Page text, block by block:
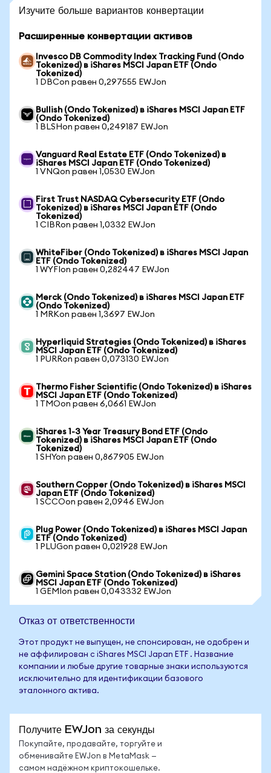
Изучите больше вариантов конвертации
Расширенные конвертации активов
Invesco DB Commodity Index Tracking Fund (Ondo
Tokenized) в iShares MSCI Japan ETF (Ondo
Tokenized)
1 DBCon равен 0,297555 EWJon
Bullish (Ondo Tokenized) в iShares MSCI Japan ETF
(Ondo Tokenized)
1 BLSHon равен 0,249187 EWJon
Vanguard Real Estate ETF (Ondo Tokenized) в
iShares MSCI Japan ETF (Ondo Tokenized)
1 VNQon равен 1,0530 EWJon
First Trust NASDAQ Cybersecurity ETF (Ondo
Tokenized) в iShares MSCI Japan ETF (Ondo
Tokenized)
1 CIBRon равен 1,0332 EWJon
WhiteFiber (Ondo Tokenized) в iShares MSCI Japan
ETF (Ondo Tokenized)
1 WYFIon равен 0,282447 EWJon
Merck (Ondo Tokenized) в iShares MSCI Japan ETF
(Ondo Tokenized)
1 MRKon равен 1,3697 EWJon
Hyperliquid Strategies (Ondo Tokenized) в iShares
MSCI Japan ETF (Ondo Tokenized)
1 PURRon равен 0,073130 EWJon
Thermo Fisher Scientific (Ondo Tokenized) в iShares
MSCI Japan ETF (Ondo Tokenized)
1 TMOon равен 6,0661 EWJon
iShares 1-3 Year Treasury Bond ETF (Ondo
Tokenized) в iShares MSCI Japan ETF (Ondo
Tokenized)
1 SHYon равен 0,867905 EWJon
Southern Copper (Ondo Tokenized) в iShares MSCI
Japan ETF (Ondo Tokenized)
1 SCCOon равен 2,0946 EWJon
Plug Power (Ondo Tokenized) в iShares MSCI Japan
ETF (Ondo Tokenized)
1 PLUGon равен 0,021928 EWJon
Gemini Space Station (Ondo Tokenized) в iShares
MSCI Japan ETF (Ondo Tokenized)
1 GEMIon равен 0,043332 EWJon
Отказ от ответственности
Этот продукт не выпущен, не спонсирован, не одобрен и
не аффилирован с iShares MSCI Japan ETF . Название
компании и любые другие товарные знаки используются
исключительно для идентификации базового
эталонного актива.
Получите EWJon за секунды
Покупайте, продавайте, торгуйте и
обменивайте EWJon в MetaMask —
самом надёжном криптокошельке.